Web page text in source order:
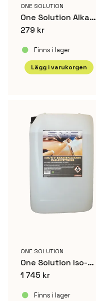
Kokpunkt 100°C
ONE SOLUTION
One Solution Alkalisk Miljötvätt 25L
279 kr
Finns i lager
Lägg i varukorgen
ONE SOLUTION
One Solution Iso-NParafin 210L
1 745 kr
Finns i lager